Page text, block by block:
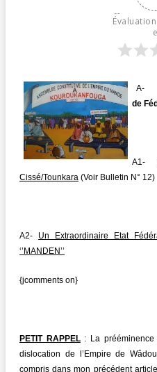
e
A-
de
A1-
Cissé/Tounkara (Voir Bulletin N° 12)
A2- Un Extraordinaire Etat
‘’MANDEN’’
{jcomments on}
PETIT RAPPEL: La prééminence
dislocation de l’Empire de
compris dans mon précédent